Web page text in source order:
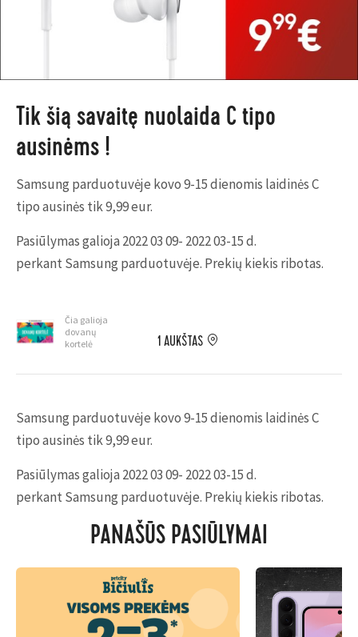
Tik šią savaitę nuolaida C tipo
ausinėms !
Samsung parduotuvėje kovo 9-15 dienomis laidinės C
tipo ausinės tik 9,99 eur.
Pasiūlymas galioja 2022 03 09- 2022 03-15 d.
perkant Samsung parduotuvėje. Prekių kiekis ribotas.
Čia galioja
dovanų
kortelė
1 AUKŠTAS
Samsung parduotuvėje kovo 9-15 dienomis laidinės C
tipo ausinės tik 9,99 eur.
Pasiūlymas galioja 2022 03 09- 2022 03-15 d.
perkant Samsung parduotuvėje. Prekių kiekis ribotas.
PANAŠŪS PASIŪLYMAI